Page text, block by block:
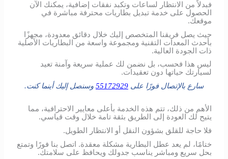
فبدلاً من الانتظار لساعات وتكبد نفقات إضافية، يمكنك الآن
الحصول على خدمة تبديل بطاريات محترفة مباشرة في
موقعك.
حيث يصل فريقنا المتخصص إليك خلال دقائق معدودة، مجهزًا
بأحدث المعدات التقنية ومجموعة واسعة من البطاريات الأصلية
ذات الجودة العالية.
ليس هذا فحسب، بل نضمن لك عملية سريعة وآمنة تعيد
لسيارتك حياتها دون تعقيدات.
سارع بالإتصال فورًا على 55172929 وسنصل إليك أينما كنت.
الأهم من ذلك، تتم هذه الخدمة بأعلى معايير الاحترافية، مما
يتيح لك العودة إلى الطريق بثقة تامة خلال وقت قياسي.
فلا حاجة للقلق بشؤون النقل أو الانتظار الطويل.
ختامًا، لم يعد عطل البطارية مشكلة معقدة. اتصل بنا فورًا وتمتع
بحل سريع ومباشر يناسب جدولك ويحافظ على سلامتك.